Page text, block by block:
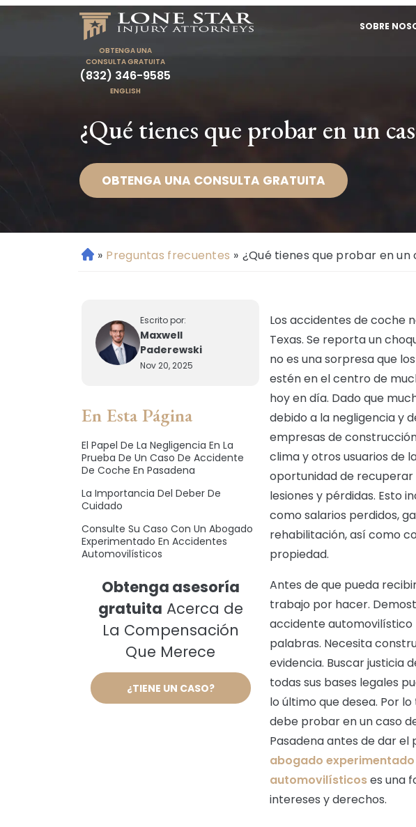
SOBRE
OBTENGA UNA
CONSULTA GRATUITA
(832) 346-9585
ENGLISH
¿Qué tienes que probar en un
OBTENGA UNA CONSULTA GRATUITA
Ini » Preguntas frecuentes » ¿Qué tienes que probar en
Escrito por:
Maxwell
Paderewski
Nov 20, 2025
En Esta Página
El Papel De La Negligencia En La
Prueba De Un Caso De Accidente
De Coche En Pasadena
La Importancia Del Deber De
Cuidado
Consulte Su Caso Con Un Abogado
Experimentado En Accidentes
Automovilísticos
Obtenga asesoría
gratuita Acerca de
La Compensación
Que Merece
¿TIENE UN CASO?
Los accidentes de coche
Texas. Se reporta un
no es una sorpresa que
estén en el centro de
hoy en día. Dado que
debido a la negligencia y
empresas de
clima y otros usuarios de
oportunidad de
lesiones y pérdidas. Esto
como salarios perdidos,
rehabilitación, así como
propiedad.
Antes de que pueda
trabajo por hacer.
accidente automovilístico
palabras. Necesita
evidencia. Buscar justicia
todas sus bases legales
lo último que desea. Por
debe probar en un caso
Pasadena antes de dar
abogado
automovilísticoses una
intereses y derechos.